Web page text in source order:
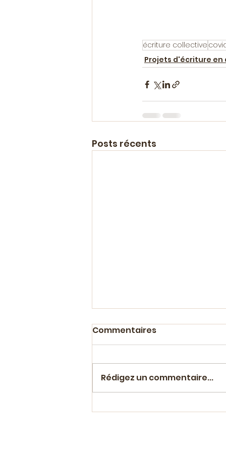
écriture collective
Projets d'écriture en
Posts récents
Focus sur un des co-
Commentaires
Rédigez un commentaire...